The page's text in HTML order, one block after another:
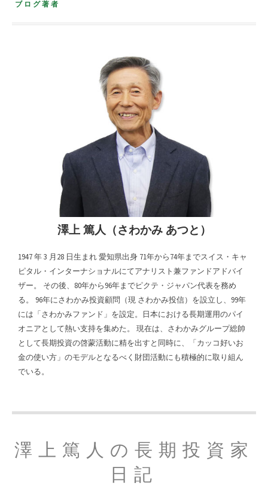
ブログ著者
澤上 篤人（さわかみ あつと）
1947 年 3 月28 日生まれ 愛知県出身 71年から74年までスイス・キャ
ピタル・インターナショナルにてアナリスト兼ファンドアドバイ
ザー。 その後、80年から96年までピクテ・ジャパン代表を務め
る。 96年にさわかみ投資顧問（現 さわかみ投信）を設立し、99年
には「さわかみファンド」を設定。日本における長期運用のパイ
オニアとして熱い支持を集めた。 現在は、さわかみグループ総帥
として長期投資の啓蒙活動に精を出すと同時に、「カッコ好いお
金の使い方」のモデルとなるべく財団活動にも積極的に取り組ん
でいる。
澤上篤人の長期投資家
日記